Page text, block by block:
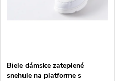
Biele dámske zateplené
snehule na platforme s